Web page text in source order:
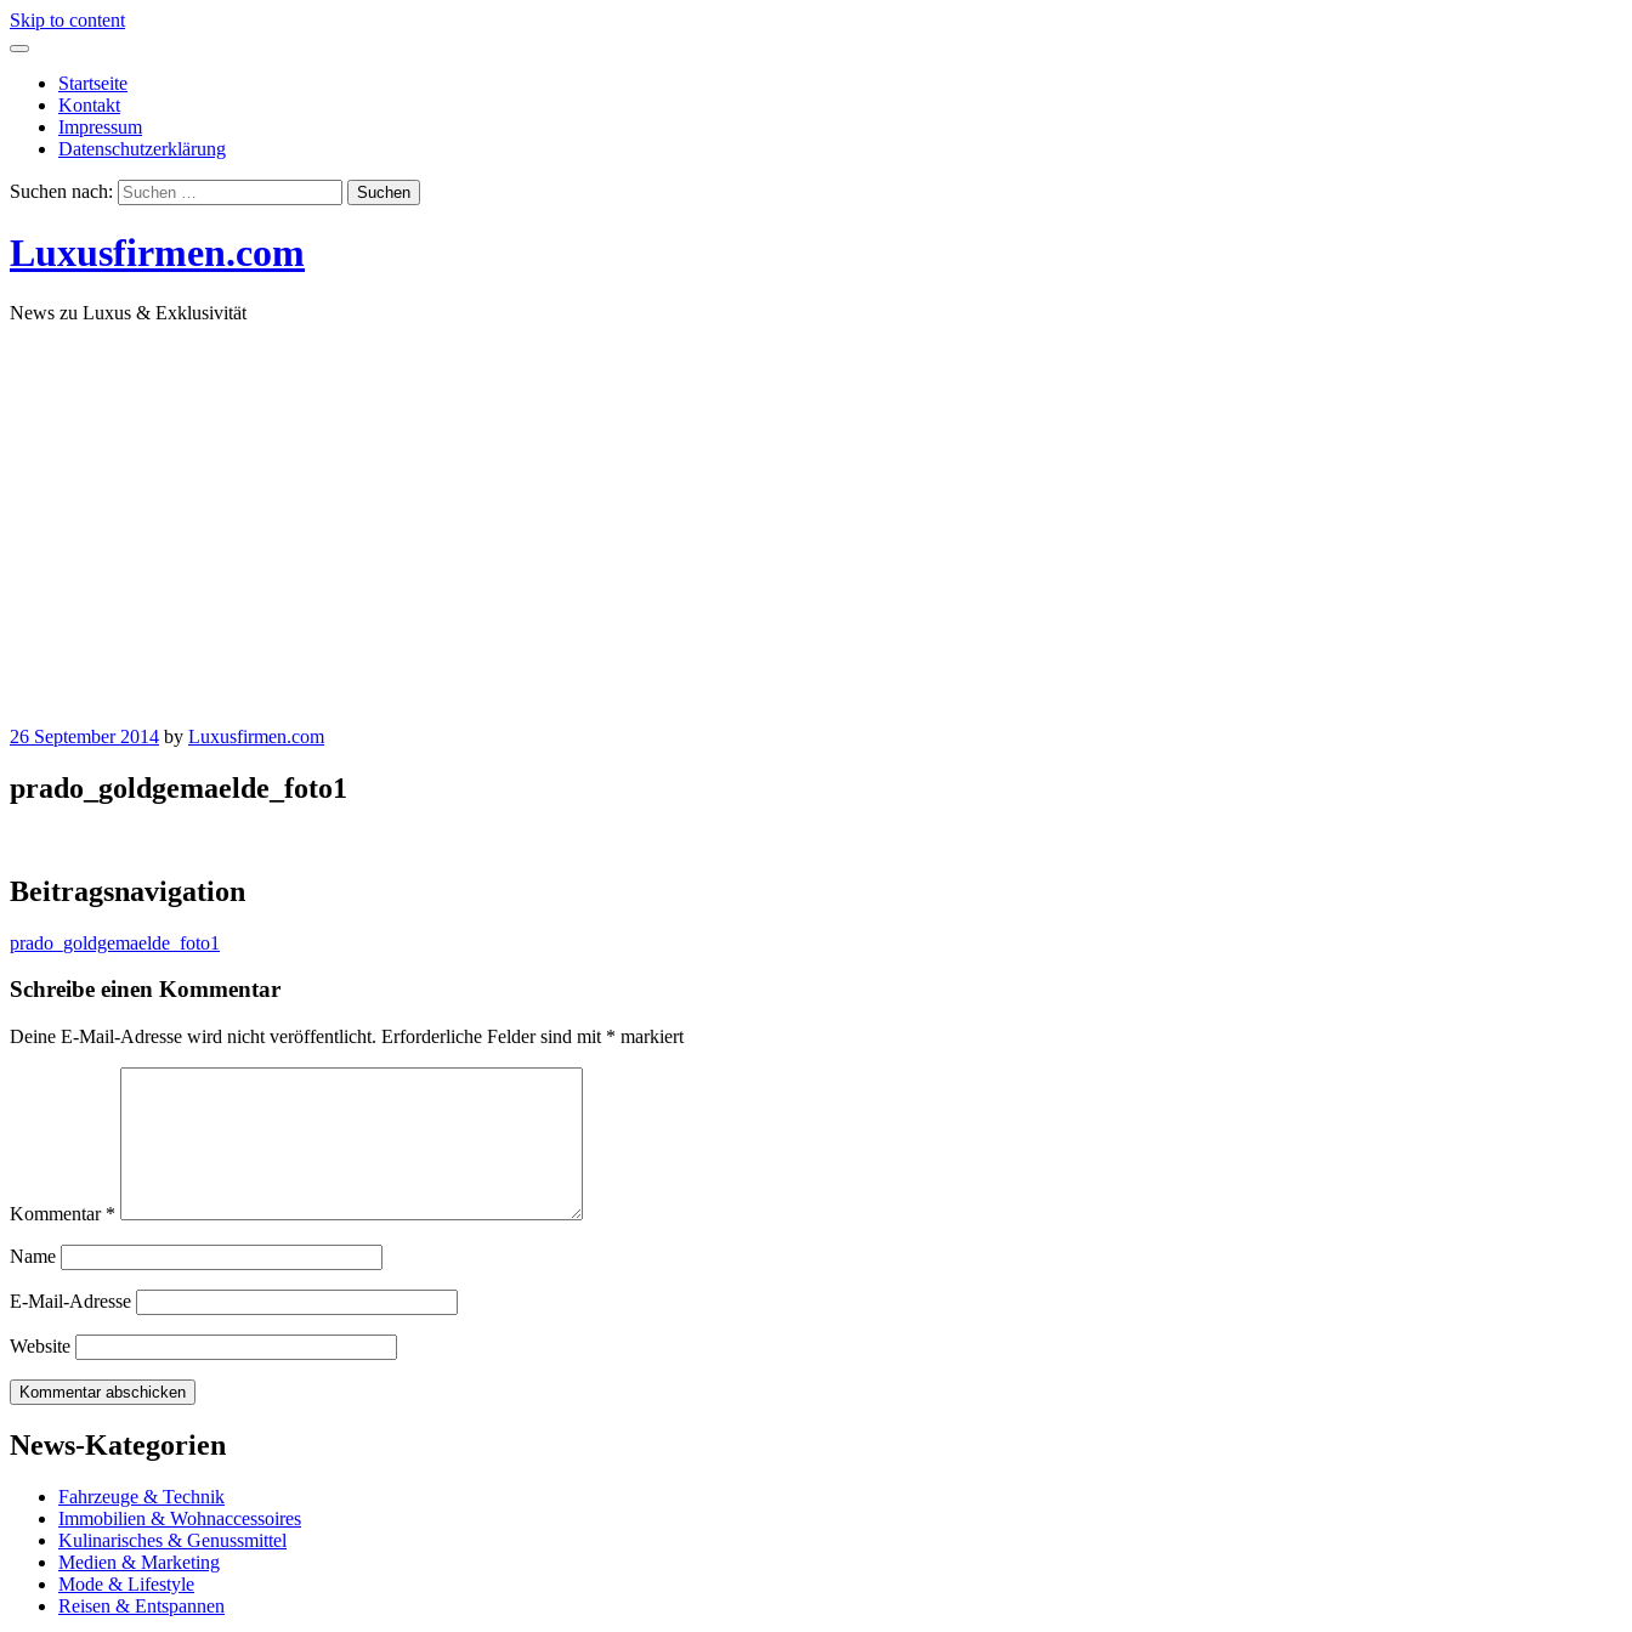
Skip to content
Startseite
Kontakt
Impressum
Datenschutzerklärung
Suchen nach:
Luxusfirmen.com
News zu Luxus & Exklusivität
26 September 2014 by Luxusfirmen.com
prado_goldgemaelde_foto1
Beitragsnavigation
prado_goldgemaelde_foto1
Schreibe einen Kommentar
Deine E-Mail-Adresse wird nicht veröffentlicht. Erforderliche Felder sind mit * markiert
Kommentar *
Name
E-Mail-Adresse
Website
News-Kategorien
Fahrzeuge & Technik
Immobilien & Wohnaccessoires
Kulinarisches & Genussmittel
Medien & Marketing
Mode & Lifestyle
Reisen & Entspannen